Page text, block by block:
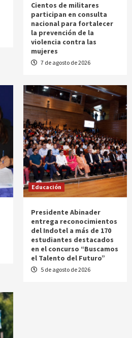
Cientos de militares
participan en consulta
nacional para fortalecer
la prevención de la
violencia contra las
mujeres
7 de agosto de 2026
Educación
Presidente Abinader
entrega reconocimientos
del Indotel a más de 170
estudiantes destacados
en el concurso “Buscamos
el Talento del Futuro”
5 de agosto de 2026